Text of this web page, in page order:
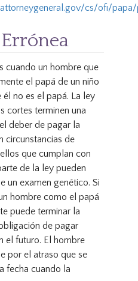
cs/ofi/papa/
cuando un hombre que
el papá de un niño
no es el papá. La ley
cortes terminen una
deber de pagar la
circunstancias de
que cumplan con
de la ley pueden
un examen genético. Si
hombre como el papá
puede terminar la
de pagar
el futuro. El hombre
por el atraso que se
fecha cuando la